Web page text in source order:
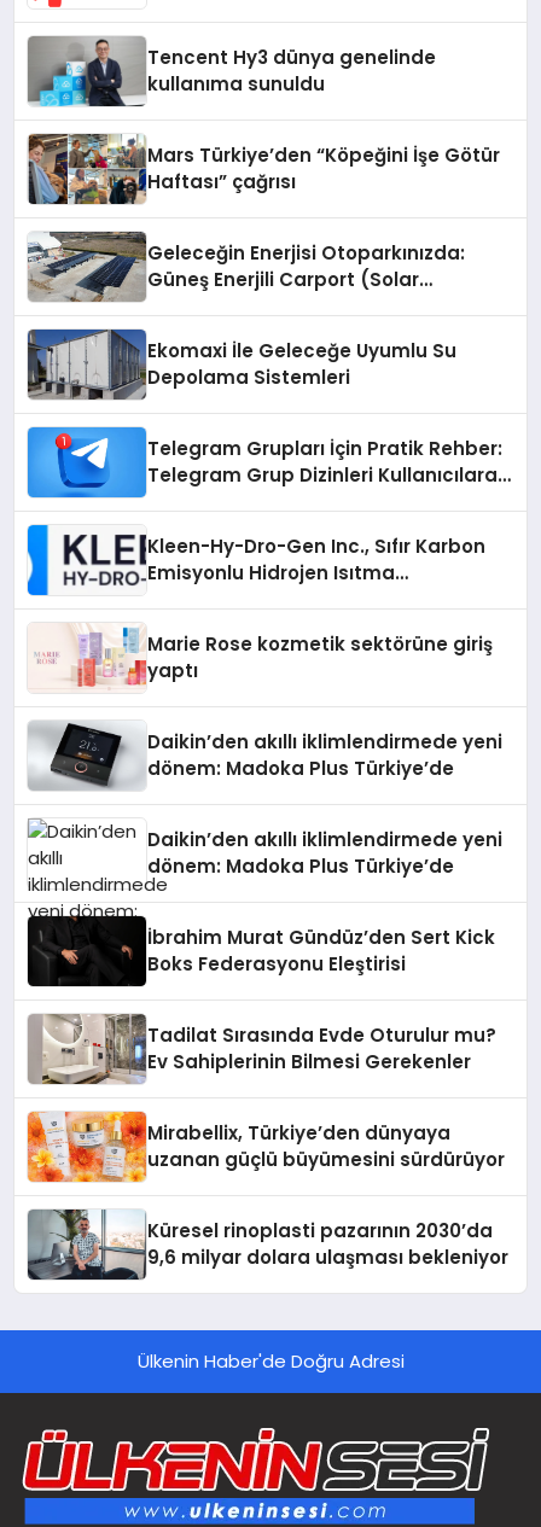
Tencent Hy3 dünya genelinde
kullanıma sunuldu
Mars Türkiye’den “Köpeğini İşe Götür
Haftası” çağrısı
Geleceğin Enerjisi Otoparkınızda:
Güneş Enerjili Carport (Solar
Ekomaxi İle Geleceğe Uyumlu Su
Depolama Sistemleri
Telegram Grupları İçin Pratik Rehber:
Telegram Grup Dizinleri Kullanıcılara
Kleen-Hy-Dro-Gen Inc., Sıfır Karbon
Emisyonlu Hidrojen Isıtma
Marie Rose kozmetik sektörüne giriş
yaptı
Daikin’den akıllı iklimlendirmede yeni
dönem: Madoka Plus Türkiye’de
Daikin’den akıllı iklimlendirmede yeni
dönem: Madoka Plus Türkiye’de
İbrahim Murat Gündüz’den Sert Kick
Boks Federasyonu Eleştirisi
Tadilat Sırasında Evde Oturulur mu?
Ev Sahiplerinin Bilmesi Gerekenler
Mirabellix, Türkiye’den dünyaya
uzanan güçlü büyümesini sürdürüyor
Küresel rinoplasti pazarının 2030’da
9,6 milyar dolara ulaşması bekleniyor
Ülkenin Haber'de Doğru Adresi